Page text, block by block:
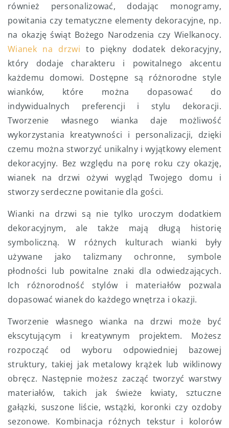
również personalizować, dodając monogramy,
powitania czy tematyczne elementy dekoracyjne, np.
na okazję świąt Bożego Narodzenia czy Wielkanocy.
Wianek na drzwito piękny dodatek dekoracyjny,
który dodaje charakteru i powitalnego akcentu
każdemu domowi. Dostępne są różnorodne style
wianków, które można dopasować do
indywidualnych preferencji i stylu dekoracji.
Tworzenie własnego wianka daje możliwość
wykorzystania kreatywności i personalizacji, dzięki
czemu można stworzyć unikalny i wyjątkowy element
dekoracyjny. Bez względu na porę roku czy okazję,
wianek na drzwi ożywi wygląd Twojego domu i
stworzy serdeczne powitanie dla gości.
Wianki na drzwi są nie tylko uroczym dodatkiem
dekoracyjnym, ale także mają długą historię
symboliczną. W różnych kulturach wianki były
używane jako talizmany ochronne, symbole
płodności lub powitalne znaki dla odwiedzających.
Ich różnorodność stylów i materiałów pozwala
dopasować wianek do każdego wnętrza i okazji.
Tworzenie własnego wianka na drzwi może być
ekscytującym i kreatywnym projektem. Możesz
rozpocząć od wyboru odpowiedniej bazowej
struktury, takiej jak metalowy krążek lub wiklinowy
obręcz. Następnie możesz zacząć tworzyć warstwy
materiałów, takich jak świeże kwiaty, sztuczne
gałązki, suszone liście, wstążki, koronki czy ozdoby
sezonowe. Kombinacja różnych tekstur i kolorów